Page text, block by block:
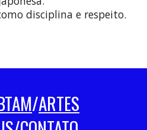
disciplina e respeito.
/ARTES